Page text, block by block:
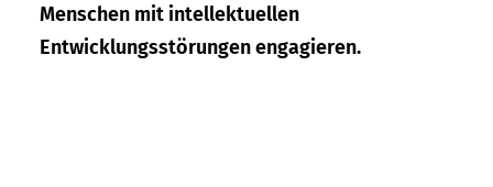
Menschen mit intellektuellen
Entwicklungsstörungen engagieren.